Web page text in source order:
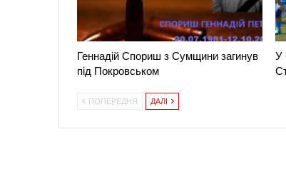
Геннадій Спориш з Сумщини загинув
під Покровськом
У
ПОПЕРЕДНЯ ДАЛІ